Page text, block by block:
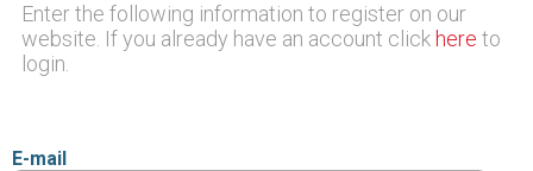
Enter the following information to register on our
website. If you already have an account click here to
login.
E-mail